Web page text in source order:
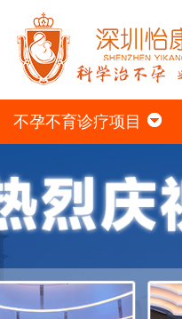
不孕不育诊疗项目